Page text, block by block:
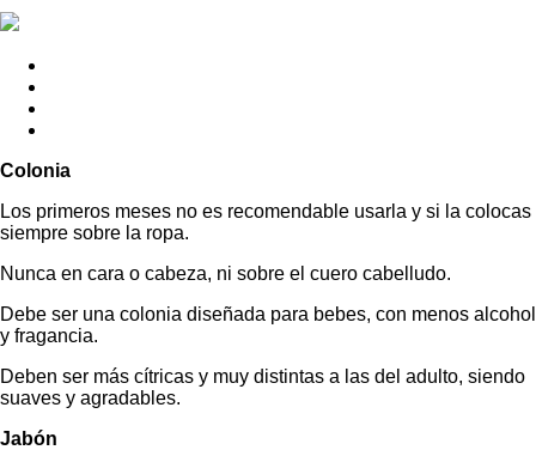
Colonia
Los primeros meses no es recomendable usarla y si la colocas
siempre sobre la ropa.
Nunca en cara o cabeza, ni sobre el cuero cabelludo.
Debe ser una colonia diseñada para bebes, con menos alcohol
y fragancia.
Deben ser más cítricas y muy distintas a las del adulto, siendo
suaves y agradables.
Jabón